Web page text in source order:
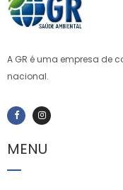
A GR é uma empresa de
nacional.
MENU